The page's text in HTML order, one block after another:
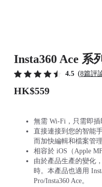
Insta360 Ace 系
4.5 (8篇評
HK$559
無需 Wi-Fi，只需即插
直接連接到您的智能
而加快編輯和檔案管理
相容於 iOS（Apple
由於產品生產的變化
時。本產品也適用
Pro/Insta360 Ace。